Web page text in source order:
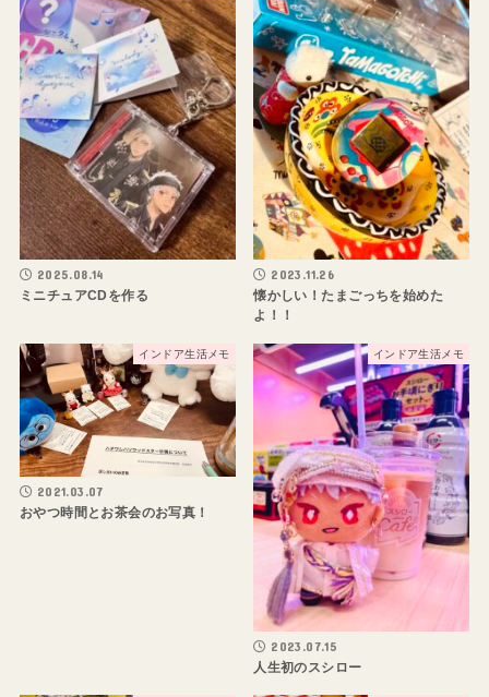
2025.08.14
ミニチュアCDを作る
2023.11.26
懐かしい！たまごっちを始めた
よ！！
インドア生活メモ
2021.03.07
おやつ時間とお茶会のお写真！
インドア生活メモ
2023.07.15
人生初のスシロー